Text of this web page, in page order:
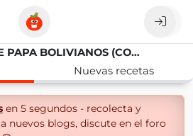
RELLENOS DE PAPA BOLIVIANOS (COCHABAMBA): RELLENOS DE JIGOTE O POLLO
Nuevas recetas
en 5 segundos - recolecta y
nuevos blogs, discute en el foro